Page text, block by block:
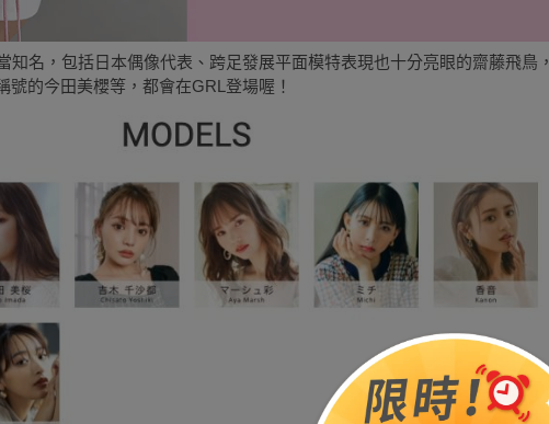
知名，包括日本偶像代表、跨足發展平面模特表現也十分亮眼的齋藤飛鳥，
號的今田美櫻等，都會在GRL登場喔！